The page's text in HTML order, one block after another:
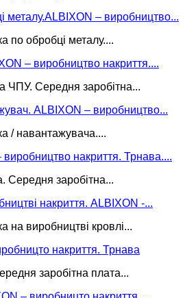
металу.ALBIXON – виробництво...
по обробці металу....
– виробництво накриття....
ЧПУ. Середня заробітна...
ALBIXON – виробництво...
/ навантажувача....
накриття. Трнава....
Середня заробітна...
накриття. ALBIXON -...
на виробництві кровлі...
накриття. Трнава
заробітна плата...